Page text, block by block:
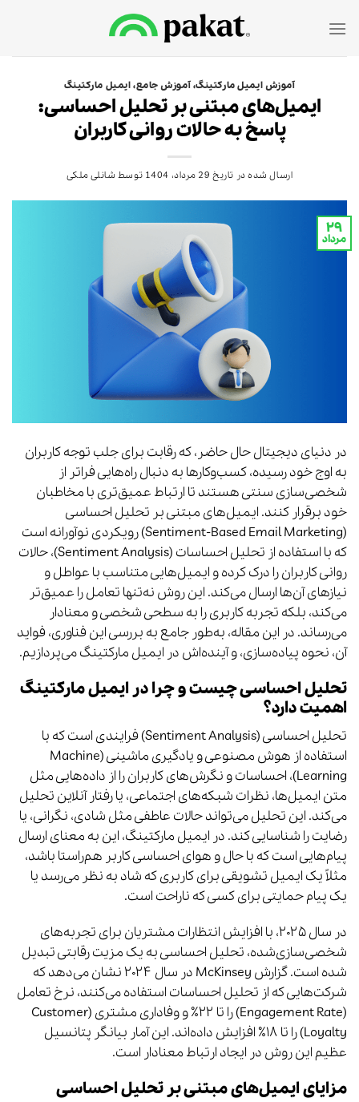
آموزش ایمیل مارکتینگ،آموزش جامع،ایمیل مارکتینگ
ایمیل‌های مبتنی بر تحلیل احساسی:
پاسخ به حالات روانی کاربران
ارسال شده در تاریخ 29 مرداد، 1404 توسط شانلی ملکی
۲۹
مرداد
در دنیای دیجیتال حال حاضر، که رقابت برای جلب توجه کاربران
به اوج خود رسیده، کسب‌وکارها به دنبال راه‌هایی فراتر از
شخصی‌سازی سنتی هستند تا ارتباط عمیق‌تری با مخاطبان
خود برقرار کنند. ایمیل‌های مبتنی بر تحلیل احساسی
(Sentiment-Based Email Marketing) رویکردی نوآورانه است
که با استفاده از تحلیل احساسات (Sentiment Analysis)، حالات
روانی کاربران را درک کرده و ایمیل‌هایی متناسب با عواطل و
نیازهای آن‌ها ارسال می‌کند. این روش نه‌تنها تعامل را عمیق‌تر
می‌کند، بلکه تجربه کاربری را به سطحی شخصی و معنادار
می‌رساند. در این مقاله، به‌طور جامع به بررسی این فناوری، فواید
آن، نحوه پیاده‌سازی، و آینده‌اش در ایمیل مارکتینگ می‌پردازیم.
تحلیل احساسی چیست و چرا در ایمیل مارکتینگ
اهمیت دارد؟
تحلیل احساسی (Sentiment Analysis) فرایندی است که با
استفاده از هوش مصنوعی و یادگیری ماشینی (Machine
Learning)، احساسات و نگرش‌های کاربران را از داده‌هایی مثل
متن ایمیل‌ها، نظرات شبکه‌های اجتماعی، یا رفتار آنلاین تحلیل
می‌کند. این تحلیل می‌تواند حالات عاطفی مثل شادی، نگرانی، یا
رضایت را شناسایی کند. در ایمیل مارکتینگ، این به معنای ارسال
پیام‌هایی است که با حال و هوای احساسی کاربر هم‌راستا باشد،
مثلاً یک ایمیل تشویقی برای کاربری که شاد به نظر می‌رسد یا
یک پیام حمایتی برای کسی که ناراحت است.
در سال ۲۰۲۵، با افزایش انتظارات مشتریان برای تجربه‌های
شخصی‌سازی‌شده، تحلیل احساسی به یک مزیت رقابتی تبدیل
شده است. گزارش McKinsey در سال ۲۰۲۴ نشان می‌دهد که
شرکت‌هایی که از تحلیل احساسات استفاده می‌کنند، نرخ تعامل
(Engagement Rate) را تا ۲۲٪ و وفاداری مشتری (Customer
Loyalty) را تا ۱۸٪ افزایش داده‌اند. این آمار بیانگر پتانسیل
عظیم این روش در ایجاد ارتباط معنادار است.
مزایای ایمیل‌های مبتنی بر تحلیل احساسی